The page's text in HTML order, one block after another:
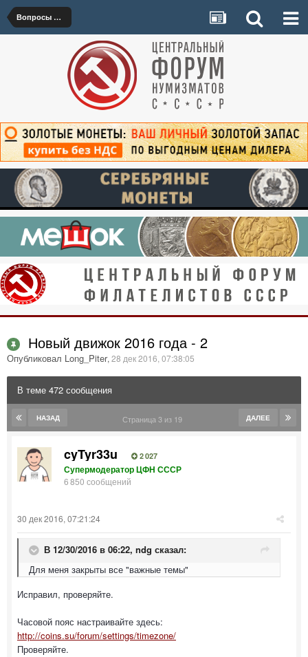
Вопросы по работе сайта
Новый движок 2016 года - 2
Опубликовал Long_Piter, 28 дек 2016, 07:38:05
В теме 472 сообщения
НАЗАД ДАЛЕЕ
Страница 3 из 19
cyTyr33u 2 027
Супермодератор ЦФН СССР
6 850 сообщений
30 дек 2016, 07:21:24
В 12/30/2016 в 06:22, ndg сказал:
Для меня закрыты все "важные темы"
Исправил, проверяйте.
Часовой пояс настраивайте здесь:
http://coins.su/forum/settings/timezone/
Проверяйте.